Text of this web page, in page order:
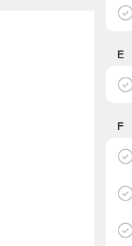
E
F